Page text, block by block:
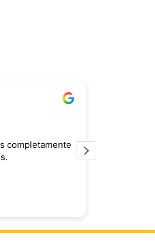
completamente